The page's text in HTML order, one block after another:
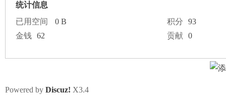
统计信息
已用空间
0 B 积分
93
金钱
62 贡献 0
Powered by Discuz! X3.4